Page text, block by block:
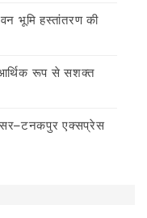
भूमि हस्तांतरण की
आर्थिक रूप से सशक्त
एक्सप्रेस